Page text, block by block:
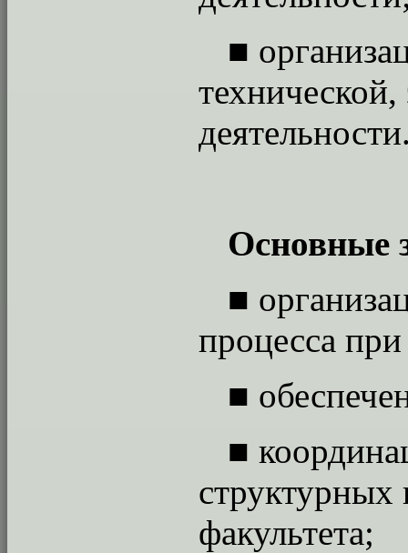
■
Основные
■
процесса
■
■
структурных
факультета;